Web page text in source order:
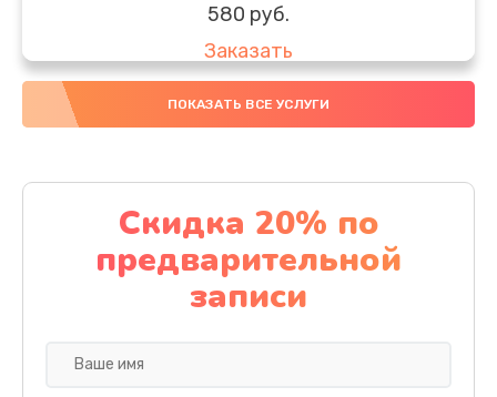
580 руб.
Заказать
Комплексная чистка
Заказать
Замена дисплея (экрана)
2000 руб.
Заказать
Ремонт платы электроники
ПОКАЗАТЬ ВСЕ УСЛУГИ
Скидка 20% по
предварительной
записи